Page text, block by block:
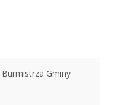
Gminy